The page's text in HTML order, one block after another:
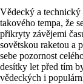
Vědecký a technický
takového tempa, že
přikryty závějemi
sovětskou raketou a
sebe pozornost
desítky let před tím
vědeckých i